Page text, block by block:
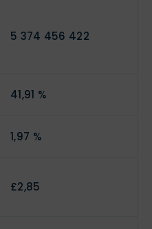
5 374 456 422
41,91 %
1,97 %
£2,85